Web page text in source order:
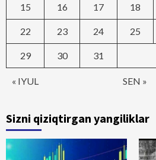
« IYUL SEN »
15 16 17 18
22 23 24 25
29 30 31
Sizni qiziqtirgan yangiliklar